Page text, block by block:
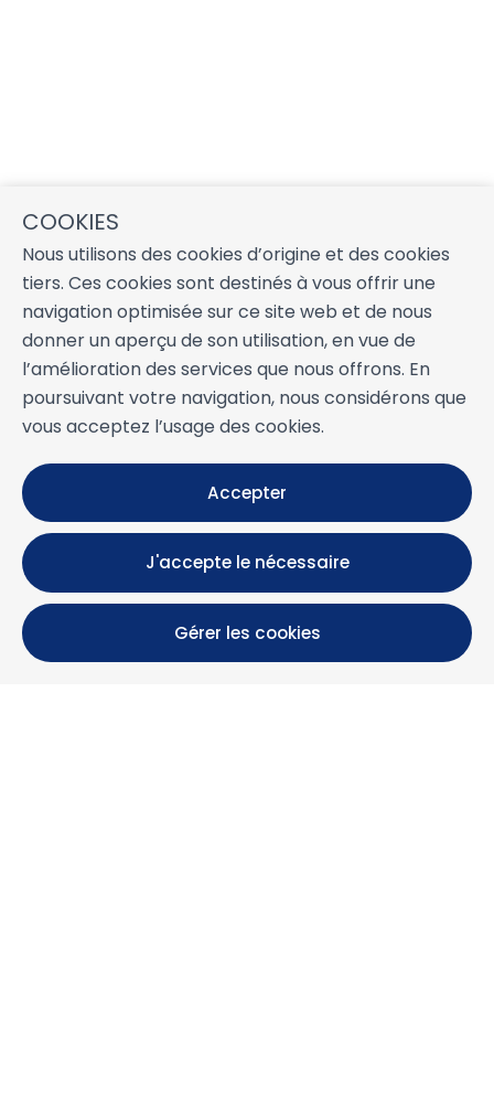
COOKIES
Nous utilisons des cookies d’origine et des cookies
tiers. Ces cookies sont destinés à vous offrir une
navigation optimisée sur ce site web et de nous
donner un aperçu de son utilisation, en vue de
l’amélioration des services que nous offrons. En
poursuivant votre navigation, nous considérons que
vous acceptez l’usage des cookies.
Accepter
J'accepte le nécessaire
Gérer les cookies